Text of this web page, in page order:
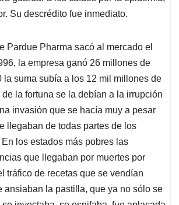
Su descrédito fue inmediato.
Pardue Pharma sacó al mercado el
la empresa ganó 26 millones de
la suma subía a los 12 mil millones de
la fortuna se la debían a la irrupción
invasión que se hacía muy a pesar
llegaban de todas partes de los
los estados más pobres las
que llegaban por muertes por
tráfico de recetas que se vendían
ansiaban la pastilla, que ya no sólo se